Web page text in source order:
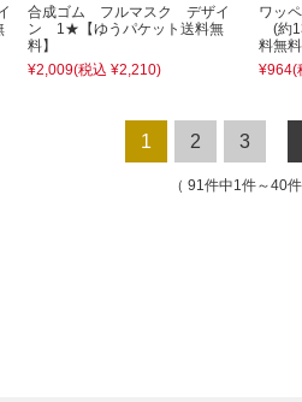
合成ゴム フルマスク デザイ
ン 1★【ゆうパケット送料無
料】
¥2,009(税込 ¥2,210)
ワッ
(約
料無料
¥964(
91件中1件～40
1 2 3